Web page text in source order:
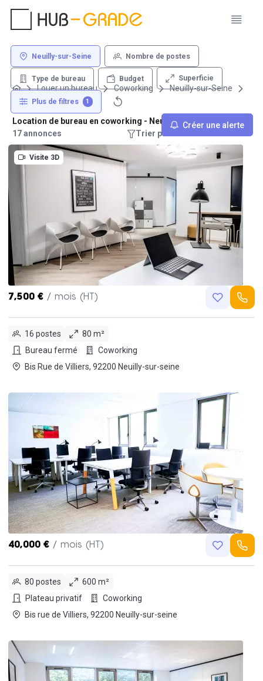
Neuilly-sur-Seine Nombre de postes
Type de bureau Budget Superficie
Plus de filtres 1
Créer une alerte
Louer un bureau Coworking Neuilly-sur-Seine
Location de bureau en coworking - Neuilly-sur-Seine
17 annonces
Trier par : Recommandations
Visite 3D
7,500 € / mois (HT)
16 postes
80 m²
Bureau fermé
Coworking
Bis Rue de Villiers, 92200 Neuilly-sur-seine
40,000 € / mois (HT)
80 postes
600 m²
Plateau privatif
Coworking
Bis rue de Villiers, 92200 Neuilly-sur-seine